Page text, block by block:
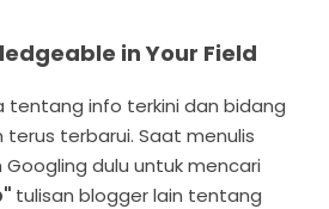
in Your Field
tentang info terkini dan bidang
terus terbarui. Saat menulis
dulu untuk mencari
tulisan blogger lain tentang